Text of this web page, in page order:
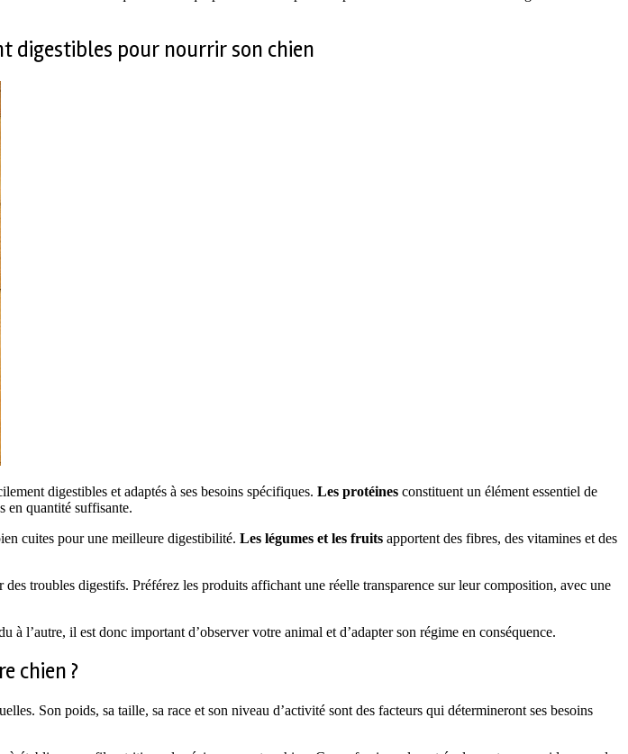
digestibles pour nourrir son chien
digestibles et adaptés à ses besoins spécifiques. Les protéines constituent un élément essentiel de
en quantité suffisante.
cuites pour une meilleure digestibilité. Les légumes et les fruits apportent des fibres, des vitamines et des
troubles digestifs. Préférez les produits affichant une réelle transparence sur leur composition, avec une
l’autre, il est donc important d’observer votre animal et d’adapter son régime en conséquence.
chien ?
Son poids, sa taille, sa race et son niveau d’activité sont des facteurs qui détermineront ses besoins